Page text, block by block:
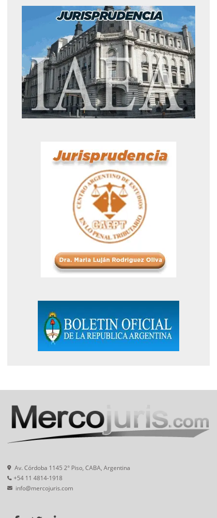
Av. Córdoba 1145 2° Piso, CABA, Argentina
+54 11 4814-1918
info@mercojuris.com